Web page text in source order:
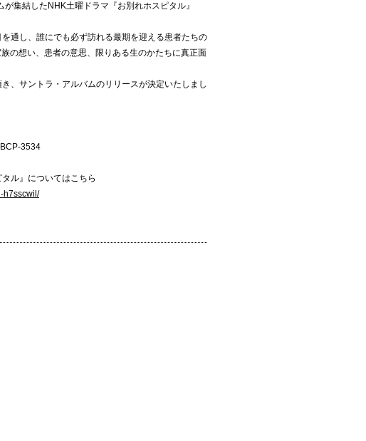
集結したNHK土曜ドラマ『お別れホスピタル』
通し、誰にでも必ず訪れる最期を迎える患者たちの
の想い、患者の意思、限りある生のかたちに真正面
、サントラ・アルバムのリリースが決定いたしまし
3534
ル』についてはこちら
h7sscwil/